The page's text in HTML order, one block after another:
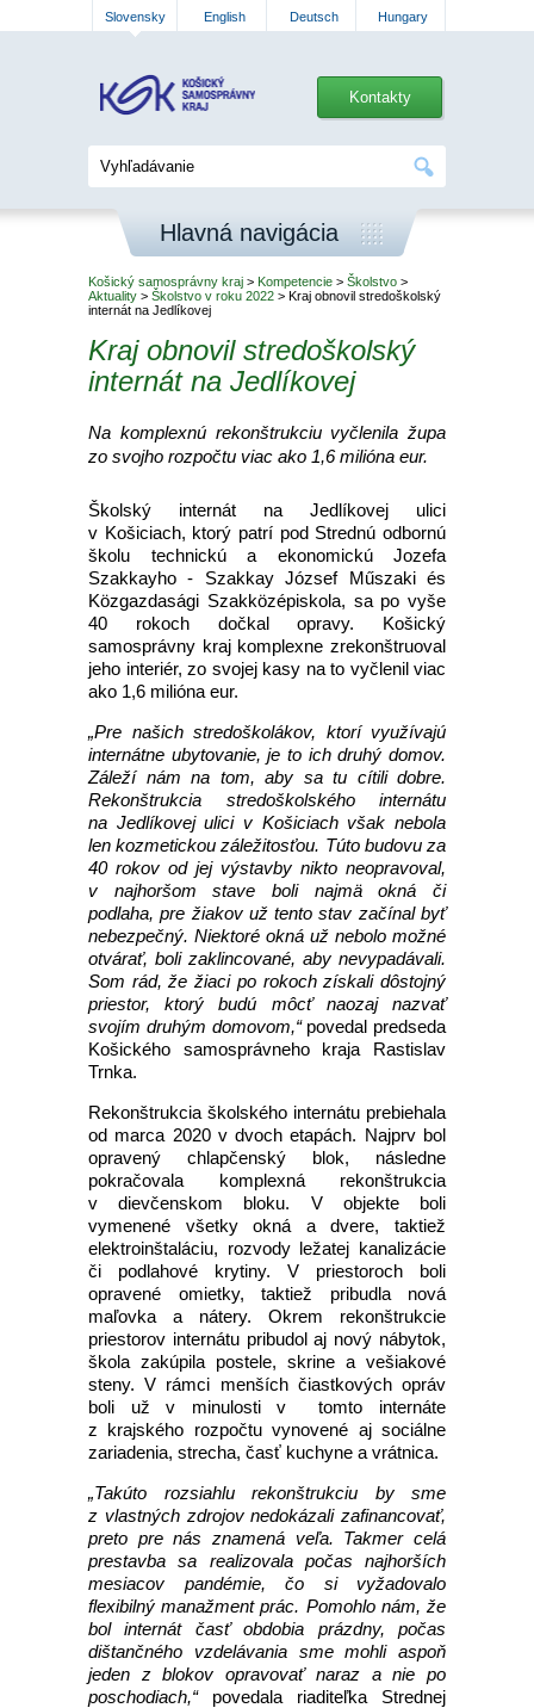
Slovensky English Deutsch Hungary
Kontakty
Hlavná navigácia
Košický samosprávny kraj > Kompetencie > Školstvo >
Aktuality > Školstvo v roku 2022 > Kraj obnovil stredoškolský
internát na Jedlíkovej
Kraj obnovil stredoškolský
internát na Jedlíkovej
Na komplexnú rekonštrukciu vyčlenila župa
zo svojho rozpočtu viac ako 1,6 milióna eur.
Školský internát na Jedlíkovej ulici
v Košiciach, ktorý patrí pod Strednú odbornú
školu technickú a ekonomickú Jozefa
Szakkayho - Szakkay József Műszaki és
Közgazdasági Szakközépiskola, sa po vyše
40 rokoch dočkal opravy. Košický
samosprávny kraj komplexne zrekonštruoval
jeho interiér, zo svojej kasy na to vyčlenil viac
ako 1,6 milióna eur.
„Pre našich stredoškolákov, ktorí využívajú
internátne ubytovanie, je to ich druhý domov.
Záleží nám na tom, aby sa tu cítili dobre.
Rekonštrukcia stredoškolského internátu
na Jedlíkovej ulici v Košiciach však nebola
len kozmetickou záležitosťou. Túto budovu za
40 rokov od jej výstavby nikto neopravoval,
v najhoršom stave boli najmä okná či
podlaha, pre žiakov už tento stav začínal byť
nebezpečný. Niektoré okná už nebolo možné
otvárať, boli zaklincované, aby nevypadávali.
Som rád, že žiaci po rokoch získali dôstojný
priestor, ktorý budú môcť naozaj nazvať
svojím druhým domovom,“ povedal predseda
Košického samosprávneho kraja Rastislav
Trnka.
Rekonštrukcia školského internátu prebiehala
od marca 2020 v dvoch etapách. Najprv bol
opravený chlapčenský blok, následne
pokračovala komplexná rekonštrukcia
v dievčenskom bloku. V objekte boli
vymenené všetky okná a dvere, taktiež
elektroinštaláciu, rozvody ležatej kanalizácie
či podlahové krytiny. V priestoroch boli
opravené omietky, taktiež pribudla nová
maľovka a nátery. Okrem rekonštrukcie
priestorov internátu pribudol aj nový nábytok,
škola zakúpila postele, skrine a vešiakové
steny. V rámci menších čiastkových opráv
boli už v minulosti v tomto internáte
z krajského rozpočtu vynovené aj sociálne
zariadenia, strecha, časť kuchyne a vrátnica.
„Takúto rozsiahlu rekonštrukciu by sme
z vlastných zdrojov nedokázali zafinancovať,
preto pre nás znamená veľa. Takmer celá
prestavba sa realizovala počas najhorších
mesiacov pandémie, čo si vyžadovalo
flexibilný manažment prác. Pomohlo nám, že
bol internát časť obdobia prázdny, počas
dištančného vzdelávania sme mohli aspoň
jeden z blokov opravovať naraz a nie po
poschodiach,“ povedala riaditeľka Strednej